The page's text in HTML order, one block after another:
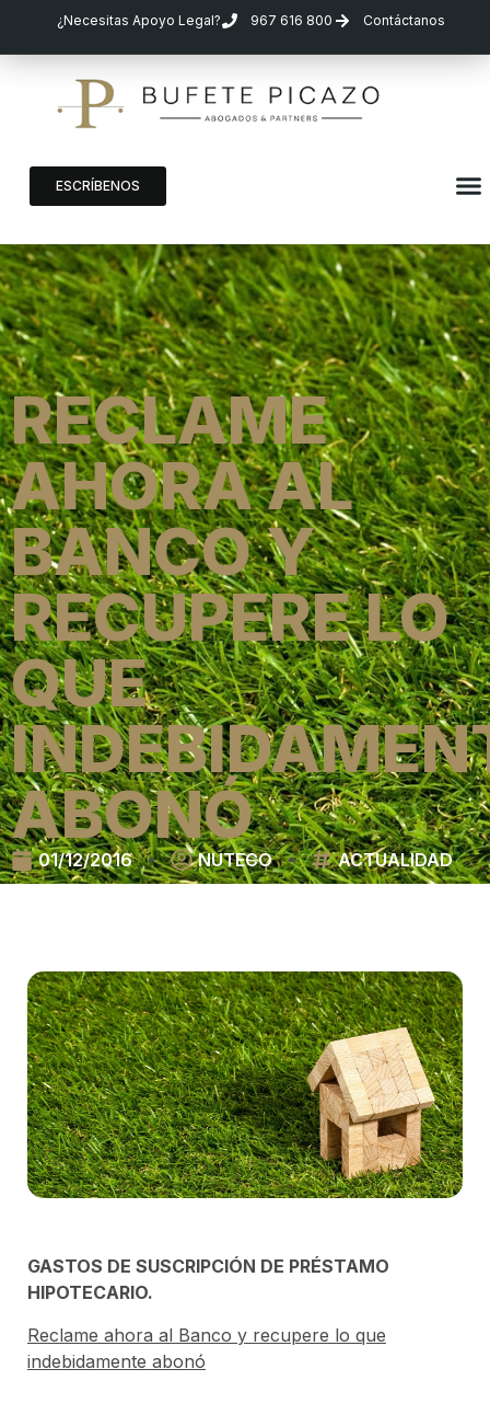
¿Necesitas Apoyo Legal? 967 616 800 Contáctanos
ESCRÍBENOS
RECLAME
AHORA AL
BANCO Y
RECUPERE LO
QUE
ABONÓ
01/12/2016 NUTECO ACTUALIDAD
GASTOS DE SUSCRIPCIÓN DE PRÉSTAMO
HIPOTECARIO.
Reclame ahora al Banco y recupere lo que
indebidamente abonó